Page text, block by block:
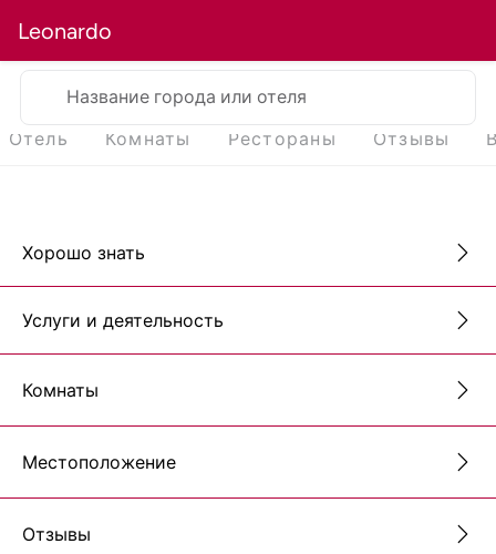
Leonardo
Название города или отеля
Отель Комнаты Рестораны Отзывы
Хорошо знать
Услуги и деятельность
Комнаты
Местоположение
Отзывы